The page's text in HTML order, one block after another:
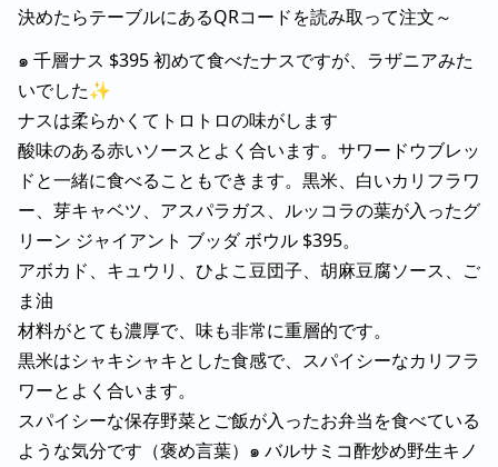
決めたらテーブルにあるQRコードを読み取って注文～
๑ 千層ナス $395 初めて食べたナスですが、ラザニアみた
いでした✨
ナスは柔らかくてトロトロの味がします
酸味のある赤いソースとよく合います。サワードウブレッ
ドと一緒に食べることもできます。黒米、白いカリフラワ
ー、芽キャベツ、アスパラガス、ルッコラの葉が入ったグ
リーン ジャイアント ブッダ ボウル $395。
アボカド、キュウリ、ひよこ豆団子、胡麻豆腐ソース、ご
ま油
材料がとても濃厚で、味も非常に重層的です。
黒米はシャキシャキとした食感で、スパイシーなカリフラ
ワーとよく合います。
スパイシーな保存野菜とご飯が入ったお弁当を食べている
ような気分です（褒め言葉）๑ バルサミコ酢炒め野生キノ